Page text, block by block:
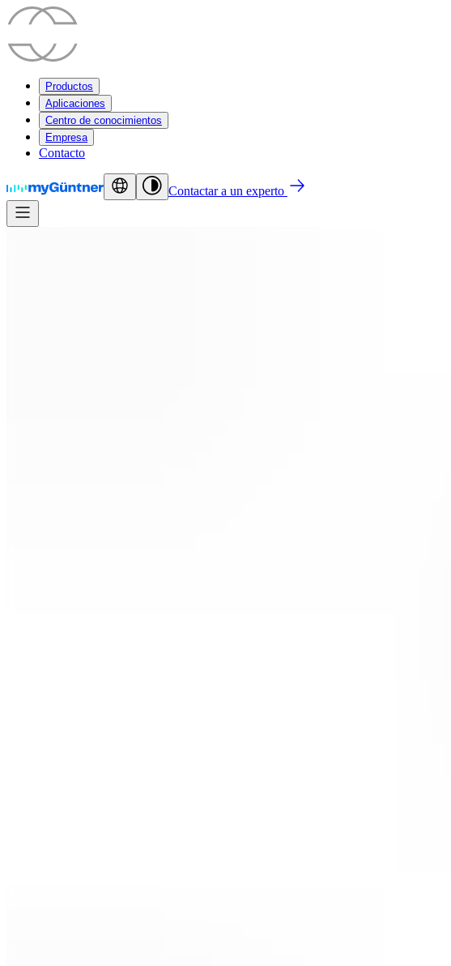
Productos
Aplicaciones
Centro de conocimientos
Empresa
Contacto
Contactar a un experto